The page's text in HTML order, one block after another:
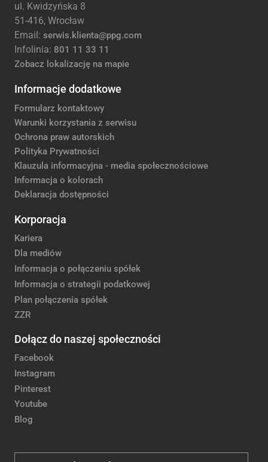
ul. Kwidzyńska 8
51-416, Wrocław
Email: serwis.klienta@ppg.com
Infolinia: 801 11 33 11
Zobacz lokalizację na mapie
Informacje dodatkowe
Formularz kontaktowy
Warunki korzystania z serwisu
Ochrona praw autorskich
Polityka Prywatności
Klauzula informacyjna - media społecznościowe
Informacja o kolorach
Deklaracja dostępności
Korporacja
Kariera
Dla mediów
Informacja o połączeniu spółek
Informacja o strategii podatkowej
Plan połączenia spółek
ZZR
Dołącz do naszej społeczności
Facebook
Instagram
Pinterest
Youtube
Blog